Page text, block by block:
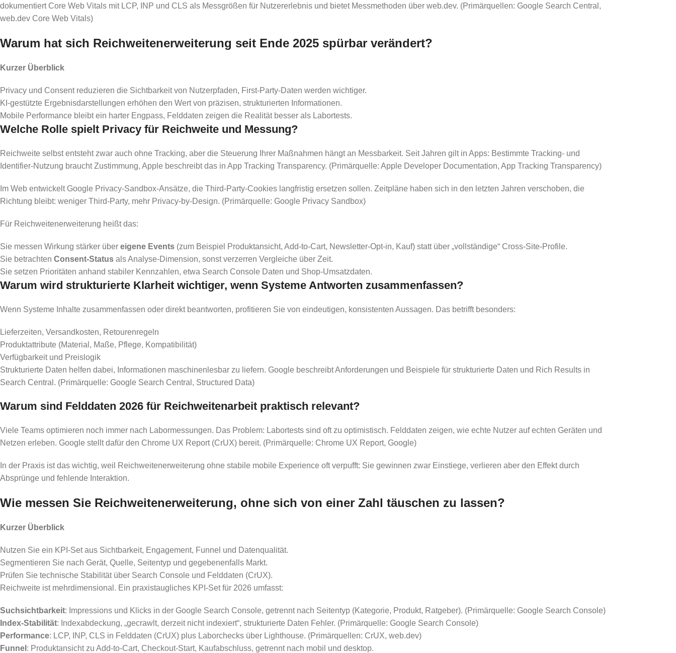
dokumentiert Core Web Vitals mit LCP, INP und CLS als Messgrößen für Nutzererlebnis und bietet Messmethoden über web.dev. (Primärquellen: Google Search Central,
web.dev Core Web Vitals)
Warum hat sich Reichweitenerweiterung seit Ende 2025 spürbar verändert?
Kurzer Überblick
Privacy und Consent reduzieren die Sichtbarkeit von Nutzerpfaden, First-Party-Daten werden wichtiger.
KI-gestützte Ergebnisdarstellungen erhöhen den Wert von präzisen, strukturierten Informationen.
Mobile Performance bleibt ein harter Engpass, Felddaten zeigen die Realität besser als Labortests.
Welche Rolle spielt Privacy für Reichweite und Messung?
Reichweite selbst entsteht zwar auch ohne Tracking, aber die Steuerung Ihrer Maßnahmen hängt an Messbarkeit. Seit Jahren gilt in Apps: Bestimmte Tracking- und
Identifier-Nutzung braucht Zustimmung, Apple beschreibt das in App Tracking Transparency. (Primärquelle: Apple Developer Documentation, App Tracking Transparency)
Im Web entwickelt Google Privacy-Sandbox-Ansätze, die Third-Party-Cookies langfristig ersetzen sollen. Zeitpläne haben sich in den letzten Jahren verschoben, die
Richtung bleibt: weniger Third-Party, mehr Privacy-by-Design. (Primärquelle: Google Privacy Sandbox)
Für Reichweitenerweiterung heißt das:
Sie messen Wirkung stärker über eigene Events (zum Beispiel Produktansicht, Add-to-Cart, Newsletter-Opt-in, Kauf) statt über „vollständige“ Cross-Site-Profile.
Sie betrachten Consent-Status als Analyse-Dimension, sonst verzerren Vergleiche über Zeit.
Sie setzen Prioritäten anhand stabiler Kennzahlen, etwa Search Console Daten und Shop-Umsatzdaten.
Warum wird strukturierte Klarheit wichtiger, wenn Systeme Antworten zusammenfassen?
Wenn Systeme Inhalte zusammenfassen oder direkt beantworten, profitieren Sie von eindeutigen, konsistenten Aussagen. Das betrifft besonders:
Lieferzeiten, Versandkosten, Retourenregeln
Produktattribute (Material, Maße, Pflege, Kompatibilität)
Verfügbarkeit und Preislogik
Strukturierte Daten helfen dabei, Informationen maschinenlesbar zu liefern. Google beschreibt Anforderungen und Beispiele für strukturierte Daten und Rich Results in
Search Central. (Primärquelle: Google Search Central, Structured Data)
Warum sind Felddaten 2026 für Reichweitenarbeit praktisch relevant?
Viele Teams optimieren noch immer nach Labormessungen. Das Problem: Labortests sind oft zu optimistisch. Felddaten zeigen, wie echte Nutzer auf echten Geräten und
Netzen erleben. Google stellt dafür den Chrome UX Report (CrUX) bereit. (Primärquelle: Chrome UX Report, Google)
In der Praxis ist das wichtig, weil Reichweitenerweiterung ohne stabile mobile Experience oft verpufft: Sie gewinnen zwar Einstiege, verlieren aber den Effekt durch
Absprünge und fehlende Interaktion.
Wie messen Sie Reichweitenerweiterung, ohne sich von einer Zahl täuschen zu lassen?
Kurzer Überblick
Nutzen Sie ein KPI-Set aus Sichtbarkeit, Engagement, Funnel und Datenqualität.
Segmentieren Sie nach Gerät, Quelle, Seitentyp und gegebenenfalls Markt.
Prüfen Sie technische Stabilität über Search Console und Felddaten (CrUX).
Reichweite ist mehrdimensional. Ein praxistaugliches KPI-Set für 2026 umfasst:
Suchsichtbarkeit: Impressions und Klicks in der Google Search Console, getrennt nach Seitentyp (Kategorie, Produkt, Ratgeber). (Primärquelle: Google Search Console)
Index-Stabilität: Indexabdeckung, „gecrawlt, derzeit nicht indexiert“, strukturierte Daten Fehler. (Primärquelle: Google Search Console)
Performance: LCP, INP, CLS in Felddaten (CrUX) plus Laborchecks über Lighthouse. (Primärquellen: CrUX, web.dev)
Funnel : Produktansicht zu Add-to-Cart, Checkout-Start, Kaufabschluss, getrennt nach mobil und desktop.